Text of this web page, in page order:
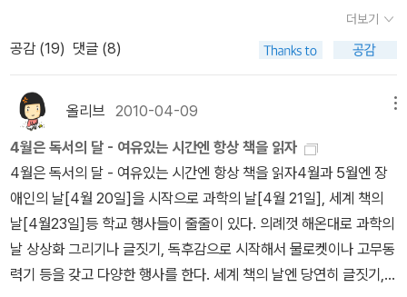
아니라 흉기를 이용한 아날로그 방식의 살인으로 이어진다는 점입니
제한, 즉 “살인자는 칼로 심장을 찌를 수 있을 만큼 상대에게 가까이
접근해야 한다.”는 룰을 충실하게 지키기 위해서입니다. 그야말로 디
지털과 아날로그가 믹스된 희대의 연쇄살인범이라고 할 수 있습니다.
재지만 넘어선 안 될 선을 넘은 탓에 교도소에 수감 중입니다. CCU
의 요구로 페이트 수사에 가담한 그는 종횡무진 활약을 펼치지만 절
대 드러내지 못할 비밀을 안고 있기도 합니다. 그런 탓에 한때 페이트
의 공범으로 오해받기도 하고, 그런 상태에서 탈주극을 벌여 위기에
까?너무나 유명한 책^^출간하자마자 손에 들어온 책이 건만 묵혀놨
다 이제야 읽었다.성균관보다 더 재미있었다^0^우리 은궐님의 상상
세권을 읽었다.개인적으로 스릴러물을 좋아하는데 디버의 책들을 좋
아한다. 디버의 정교한 설정도 재밌고 지나치게 한쪽으로 흐르지 않
는 진행 방식도 좋고. 미국작가들 특유의 쓸데 없는 디테일(이걸 싫어
한다면 뭐^^)도 나쁘지 않다.세권다 재미있었다.브로큰 윈도는 안젤
리나 졸리가 나와서 꽤 알려진 주인공들의 시리즈물이다.미미여사의
단편 모음여름이 길어질때때로는 호흡이 긴글보다 단편들이 좋을 때
가 있다.미미여사의 글들을 읽다보면 이만큼 기복없이 글을 쓸 수 있
다는 건 참 대단한 일이다 싶다.
말과 그림의 일치 3. 광고, 텔레비전, 비상구4. 만화의 틀을 깨고 성장
하다 5. 동화 이야기꾼으로서의 삽화가6. 어린이 성담(聖譚)과 유태
인 대학살 7. 그들은 전혀 닮지 않았다.8. 잃어버린 토스카나를 찾아
9. 비행선 조종사의 꿈 10. 그림과 말로 표현된 기억책을 팔겠다는거
야 말겠다는거야. 출판사도, 알라딘도. 이런식의 성의없는 책소개 출
판사 홈피에 코딱지만한 책소개가 있어서 (그나마도 알라딘엔 없으
니) 옮겨 본다 그림책에서 글과 그림의 상호작용을 상세히 분석하여,
어린이 문학 연구자들에게 그림책을 분석 비평하는 새로운 방법론,
새로운 이론, 새로운 도구를 제공한다. 모리스 샌댁, 토브 얀센의 그림
을 비롯한 116개의 칼라 및 흑백 그림이 이해를 돕는다.유재원 <터
키, 1만년의 시간여행> 저자 이름만 보고 사고자 했던 몇 안되는 국내
더보기
공감 (19) 댓글 (8)
올리브 2010-04-09
4월은 독서의 달 - 여유있는 시간엔 항상 책을 읽자
4월은 독서의 달 - 여유있는 시간엔 항상 책을 읽자4월과 5월엔 장
애인의 날[4월 20일]을 시작으로 과학의 날[4월 21일], 세계 책의
날[4월23일]등 학교 행사들이 줄줄이 있다. 의례껏 해온대로 과학의
날 상상화 그리기나 글짓기, 독후감으로 시작해서 물로켓이나 고무동
력기 등을 갖고 다양한 행사를 한다. 세계 책의 날엔 당연히 글짓기,